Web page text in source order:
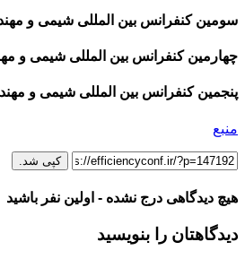
سومین کنفرانس بین المللی شیمی و
چهارمین کنفرانس بین المللی شیمی و
پنجمین کنفرانس بین المللی شیمی و
منبع
کپی شد.
هیچ دیدگاهی درج نشده - اولین نفر باشید
دیدگاهتان را بنویسید